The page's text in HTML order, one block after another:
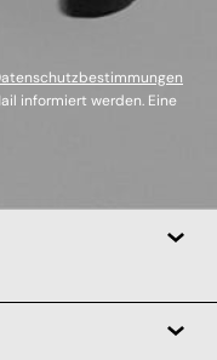
informiert werden. Eine